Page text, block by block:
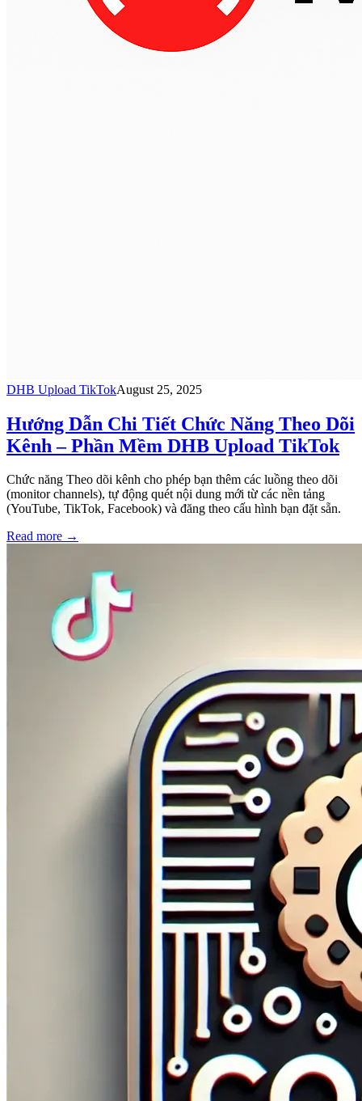
DHB Upload TikTokAugust 25, 2025
Hướng Dẫn Chi Tiết Chức Năng Theo Dõi
Kênh – Phần Mềm DHB Upload TikTok
Chức năng Theo dõi kênh cho phép bạn thêm các luồng theo dõi
(monitor channels), tự động quét nội dung mới từ các nền tảng
(YouTube, TikTok, Facebook) và đăng theo cấu hình bạn đặt sẵn.
Read more →